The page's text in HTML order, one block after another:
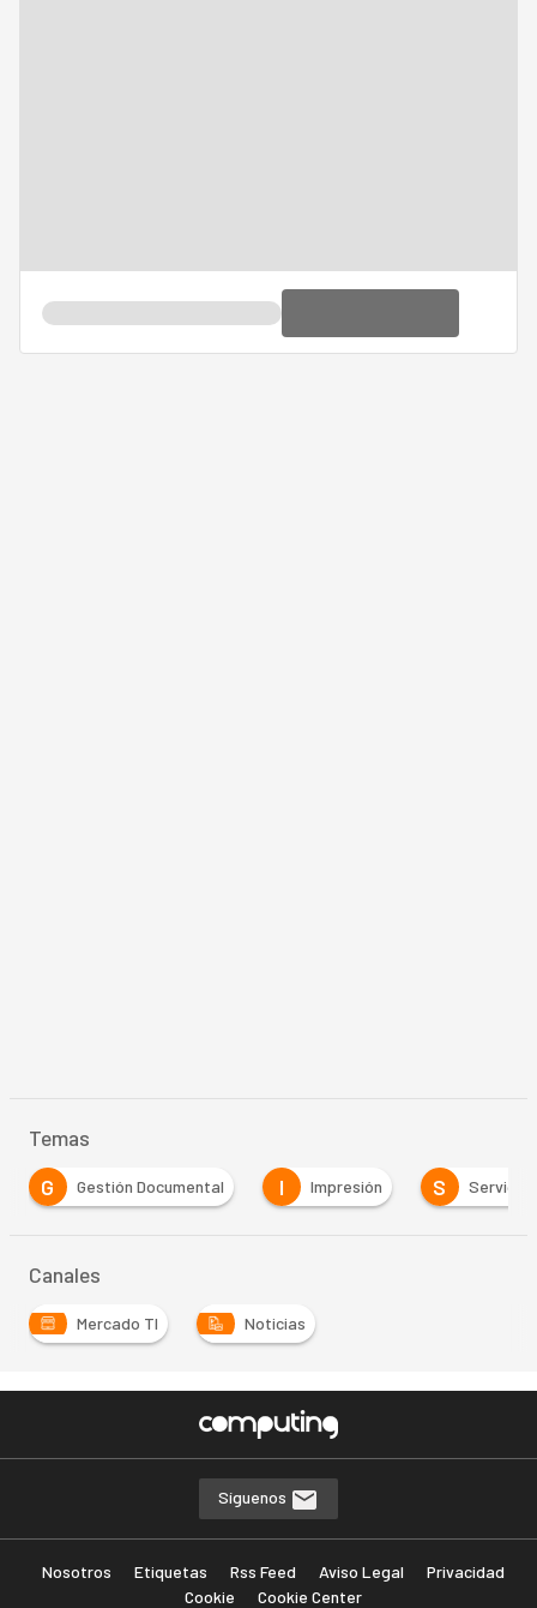
Temas
G
Gestión Documental I Impresión S
Canales
Mercado TI Noticias
Síguenos
Nosotros Etiquetas Rss Feed Aviso Legal
Privacidad
Cookie
Cookie Center